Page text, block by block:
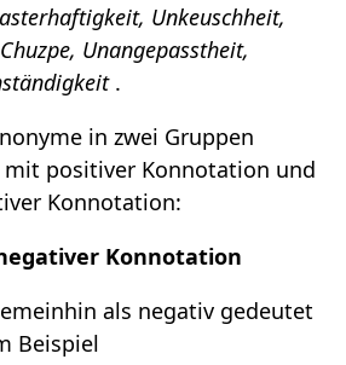
Unkeuschheit,
Unangepasstheit,
.
in zwei Gruppen
positiver Konnotation und
Konnotation:
Konnotation
als negativ gedeutet
Beispiel